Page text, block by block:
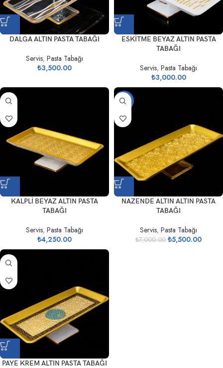
DALGA ALTIN PASTA TABAĞI
Servis, Pasta Tabağı
₺3,500.00
ESKİTME BEYAZ ALTIN PASTA
TABAĞI
Servis, Pasta Tabağı
₺3,000.00
KALPLİ BEYAZ ALTIN PASTA
TABAĞI
Servis, Pasta Tabağı
₺4,250.00
-21%
NAZENDE ALTIN ALTIN PASTA
TABAĞI
Servis, Pasta Tabağı
₺7,000.00 ₺5,500.00
PAYE KREM ALTIN PASTA TABAĞI